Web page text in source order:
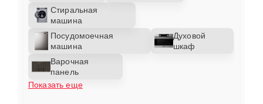
Стиральная
машина
Посудомоечная
машина
Духовой
шкаф
Варочная
панель
Показать еще